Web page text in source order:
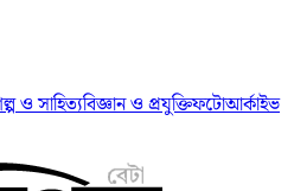
ও সাহিত্যবিজ্ঞান ও প্রযুক্তিফটোআর্কাইভ